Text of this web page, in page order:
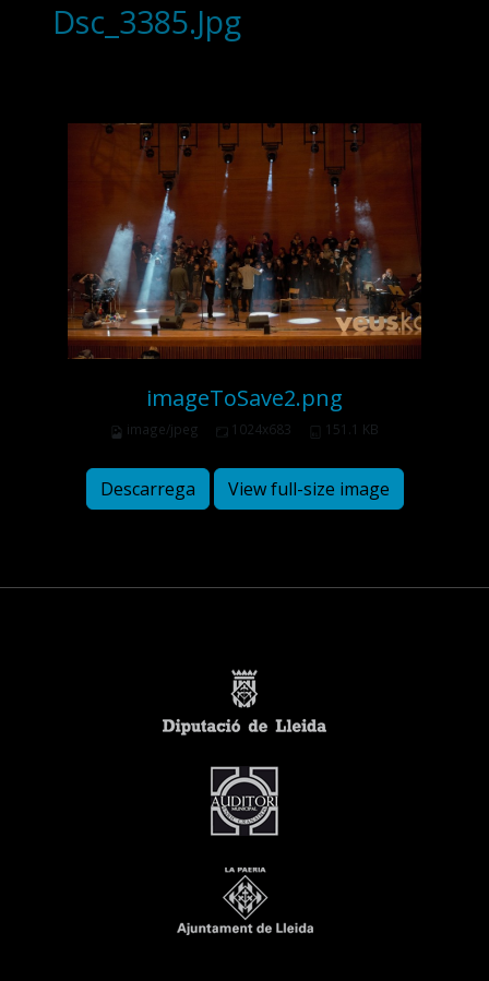
Dsc_3385.Jpg
imageToSave2.png
image/jpeg 1024x683 151.1 KB
Descarrega View full-size image